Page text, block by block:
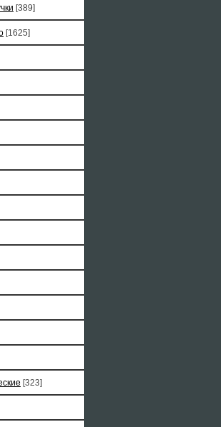
[389]
[1625]
[323]